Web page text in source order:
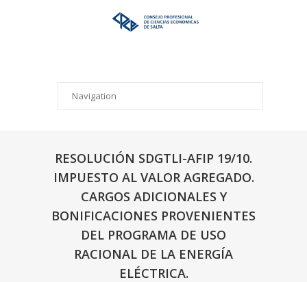
RESOLUCIÓN SDGTLI-AFIP 19/10.
IMPUESTO AL VALOR AGREGADO.
CARGOS ADICIONALES Y
BONIFICACIONES PROVENIENTES
DEL PROGRAMA DE USO
RACIONAL DE LA ENERGÍA
ELÉCTRICA.